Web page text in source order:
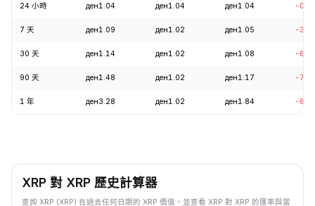
24 小時 ден1.04 ден1.04 ден1.04 -
7 天 ден1.09 ден1.02 ден1.05 -
30 天 ден1.14 ден1.02 ден1.08 -
90 天 ден1.48 ден1.02 ден1.17 -
1 年 ден3.28 ден1.02 ден1.84 -
XRP 對 XRP 歷史計算器
查詢 XRP (XRP) 在過去任何日期的 XRP 價值，並查看 XRP 對 XRP 的匯率與當